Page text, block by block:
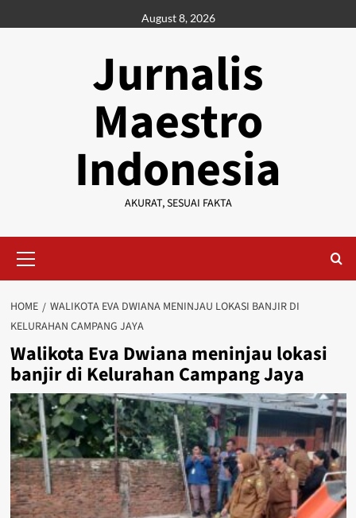
to
August 8, 2026
Jurnalis
Maestro
Indonesia
AKURAT, SESUAI FAKTA
Menu
HOME
WALIKOTA EVA DWIANA MENINJAU LOKASI BANJIR DI
KELURAHAN CAMPANG JAYA
Walikota Eva Dwiana meninjau lokasi
banjir di Kelurahan Campang Jaya